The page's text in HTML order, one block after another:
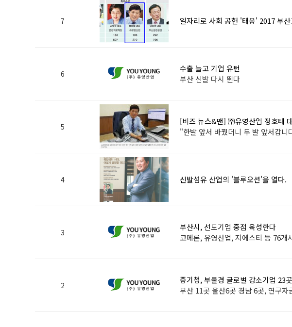
7 일자리로 사회 공헌 '태웅' 2017 부
6
수출 늘고 기업 유턴
부산 신발 다시 뛴다
5
[비즈 뉴스&맨] ㈜유영산업 정호태
"한발 앞서 바꿨더니 두 발 앞서갑니
4 신발섬유 산업의 '블루오션'을 열다.
3
부산시, 선도기업 중점 육성한다
코메론, 유영산업, 지에스티 등 76개
2
중기청, 부울경 글로벌 강소기업 23
부산 11곳 울산6곳 경남 6곳, 연구자